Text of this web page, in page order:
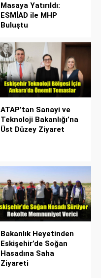
Masaya Yatırıldı:
ESMİAD ile MHP
Buluştu
ATAP’tan Sanayi ve
Teknoloji Bakanlığı’na
Üst Düzey Ziyaret
Bakanlık Heyetinden
Eskişehir’de Soğan
Hasadına Saha
Ziyareti